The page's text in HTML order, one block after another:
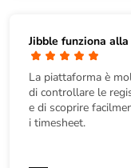
Jibble funziona
La piattaforma è
di controllare le
e di scoprire
i timesheet.